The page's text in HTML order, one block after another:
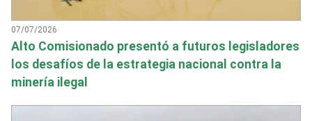
07/07/2026
Alto Comisionado presentó a futuros legisladores
los desafíos de la estrategia nacional contra la
minería ilegal